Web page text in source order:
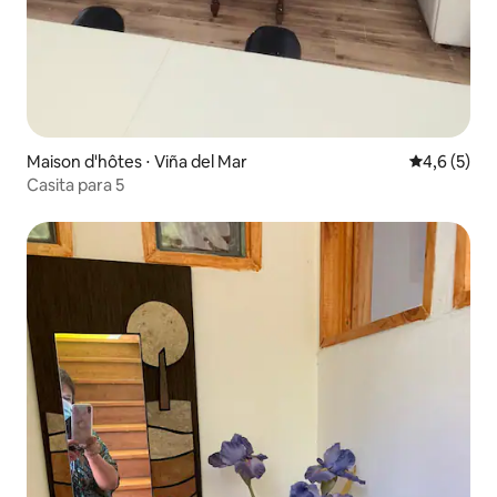
Maison d'hôtes ⋅ Viña del Mar Évaluation
4,6 (5)
Casita para 5